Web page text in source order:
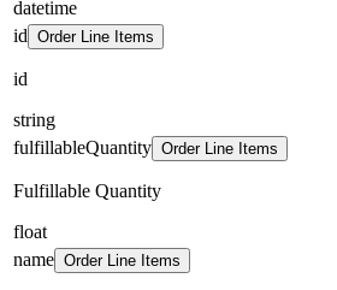
datetime
id Order Line Items
id
string
fulfillableQuantity Order Line Items
Fulfillable Quantity
float
name Order Line Items